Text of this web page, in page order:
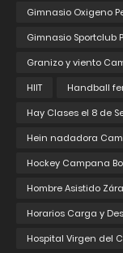
Gimnasio Oxigeno
Gimnasio Sportclub
Granizo y viento
HIIT
Handball
Hay Clases el 8 de
Hein nadadora
Hockey Campana
Hombre Asistido
Horarios Carga y
Hospital Virgen del